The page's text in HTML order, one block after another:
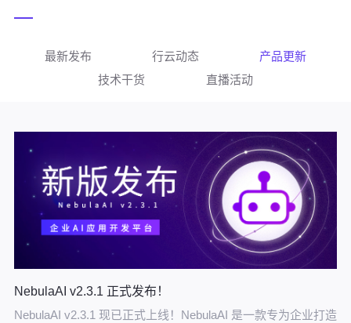
最新发布 行云动态
产品更新
技术干货
直播活动
NebulaAI v2.3.1 正式发布！
NebulaAI v2.3.1 现已正式上线！NebulaAI 是一款专为企业打造